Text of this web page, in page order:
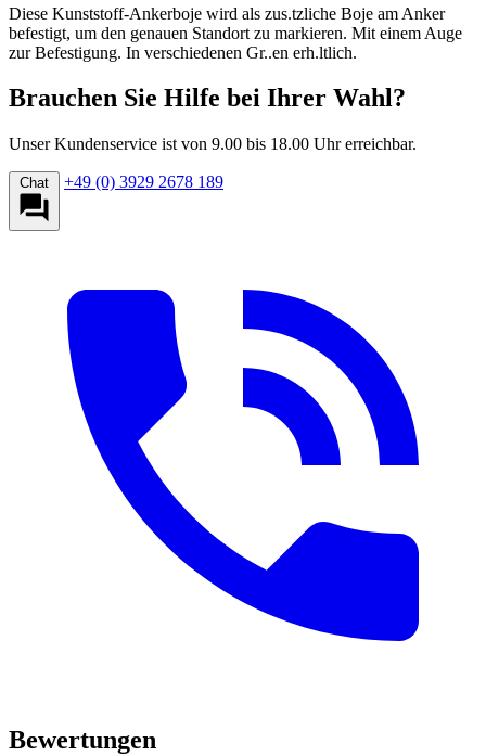
Diese Kunststoff-Ankerboje wird als zus.tzliche Boje am Anker
befestigt, um den genauen Standort zu markieren. Mit einem Auge
zur Befestigung. In verschiedenen Gr..en erh.ltlich.
Brauchen Sie Hilfe bei Ihrer Wahl?
Unser Kundenservice ist von 9.00 bis 18.00 Uhr erreichbar.
Chat +49 (0) 3929 2678 189
Bewertungen